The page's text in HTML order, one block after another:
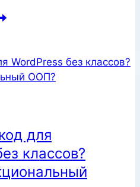
для
классов?